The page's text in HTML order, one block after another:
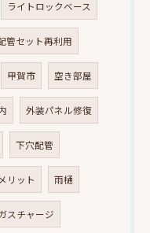
ライトロックベース
管セット再利用
甲賀市 空き部屋
外装パネル修復
下穴配管
メリット 雨樋
スチャージ